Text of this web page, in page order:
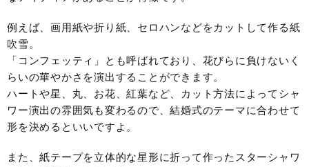
例えば、 画用紙や折り紙、セロハンなどをカットして作る紙
吹雪。
「コンフェッティ」とも呼ばれており、花びらに負けないく
らいの華やかさを演出することができます。
ハートや星、丸、お花、紅葉など、カット方法によってシャ
ワー演出の雰囲気も変わるので、結婚式のテーマに合わせて
形を決めるといいですよ。
また、紙テープを立体的な星形に折って作ったスターシャワ